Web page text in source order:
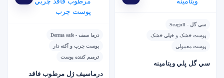
سی گل - Seagull
پوست خشک و خیلی خشک
پوست معمولی
سي گل پلي ويتامينه
درما سیف - Derma safe
پوست چرب و آکنه دار
ترمیم کننده پوست
درماسيف ژل مرطوب فاقد